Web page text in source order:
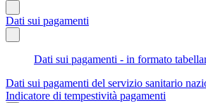
Dati sui pagamenti
Dati sui pagamenti - in formato
Dati sui pagamenti del servizio sanitario
Indicatore di tempestività pagamenti